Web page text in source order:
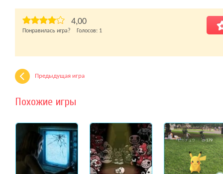
4,00
Понравилась игра? Голосов: 1
Предыдущая игра
Похожие игры